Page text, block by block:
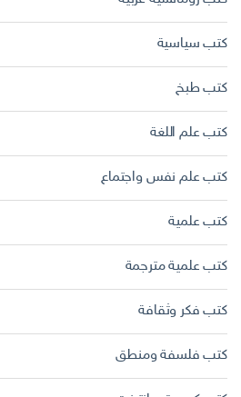
كتب سياسية
كتب طبخ
كتب علم اللغة
كتب علم نفس واجتماع
كتب علمية
كتب علمية مترجمة
كتب فكر وثقافة
كتب فلسفة ومنطق